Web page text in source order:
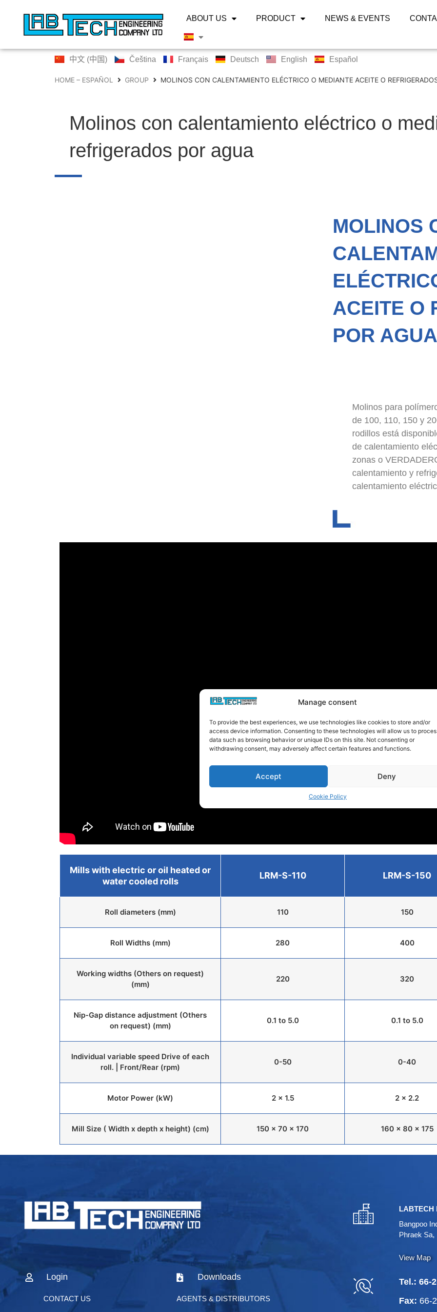
Manage consent
To provide the best experiences, we use technologies like cookies to store and/or
access device information. Consenting to these technologies will allow us to
data such as browsing behavior or unique IDs on this site. Not consenting or
withdrawing consent, may adversely affect certain features and functions.
Accept Deny
Cookie Policy
ABOUT US PRODUCT NEWS & EVENTS
中文 (中国) Čeština Français Deutsch English Español
HOME – ESPAÑOL GROUP MOLINOS CON CALENTAMIENTO ELÉCTRICO O MEDIANTE ACEITE O
Molinos con calentamiento eléctrico o
refrigerados por agua
MOLINOS
ACEITE O
POR AGUA
Molinos para
de 100, 110, 150 y
rodillos está
de calentamiento
zonas o
calentamiento y
calentamiento
Mills with electric or oil heated or
water cooled rolls
LRM-S-110 LRM-S-150
Roll diameters (mm) 110 150
Roll Widths (mm) 280 400
Working widths (Others on request)
(mm)
220 320
Nip-Gap distance adjustment (Others
on request) (mm)
0.1 to 5.0 0.1 to 5.0
Individual variable speed Drive of each
roll. | Front/Rear (rpm)
0-50 0-40
Motor Power (kW) 2 x 1.5 2 x 2.2
Mill Size ( Width x depth x height) (cm) 150 x 70 x 170 160 x 80 x 175
Login Downloads
CONTACT US AGENTS & DISTRIBUTORS
LABTECH
Bangpoo
Phraek Sa,
View Map
Tel.:66-
Fax: 66-